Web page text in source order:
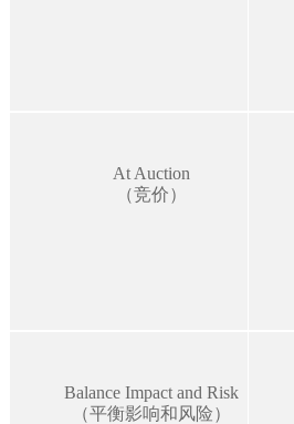
At Auction
（竞价）
Balance Impact and Risk
（平衡影响和风险）